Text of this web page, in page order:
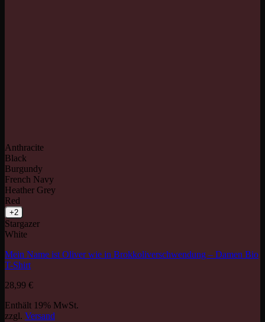
Anthracite
Black
Burgundy
French Navy
Heather Grey
Red
+2
Stargazer
White
Mein Name ist Oliver wie in Brokkoliverschwendung – Damen Bio
T-Shirt
28,99 €
Enthält 19% MwSt.
zzgl. Versand